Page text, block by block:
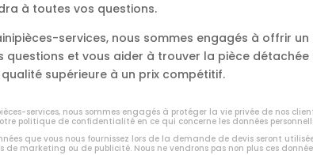
à toutes vos questions.
services, nous sommes engagés à offrir
questions et vous aider à trouver la pièce
supérieure à un prix compétitif.
services, nous sommes engagés à protéger la vie privée de nos
politique de confidentialité en ce qui concerne les données
que vous nous fournissez lors de la demande de devis seront
de marketing ou de publicité. Nous ne vendrons pas non plus ces